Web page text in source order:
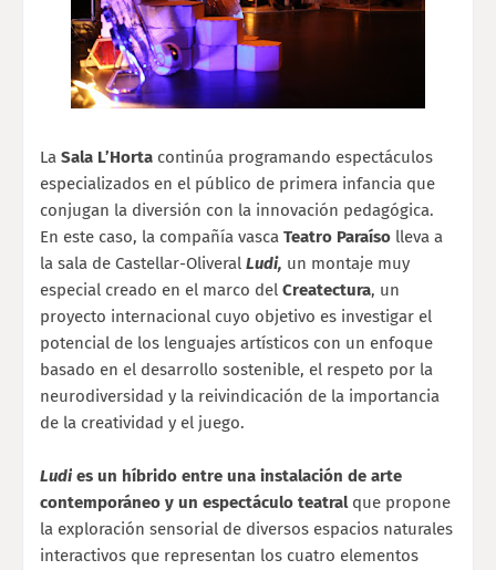
La Sala L’Horta continúa programando espectáculos
especializados en el público de primera infancia que
conjugan la diversión con la innovación pedagógica.
En este caso, la compañía vasca Teatro Paraíso lleva a
la sala de Castellar-Oliveral Ludi, un montaje muy
especial creado en el marco del Createctura, un
proyecto internacional cuyo objetivo es investigar el
potencial de los lenguajes artísticos con un enfoque
basado en el desarrollo sostenible, el respeto por la
neurodiversidad y la reivindicación de la importancia
de la creatividad y el juego.
Ludi es un híbrido entre una instalación de arte
contemporáneo y un espectáculo teatral que propone
la exploración sensorial de diversos espacios naturales
interactivos que representan los cuatro elementos